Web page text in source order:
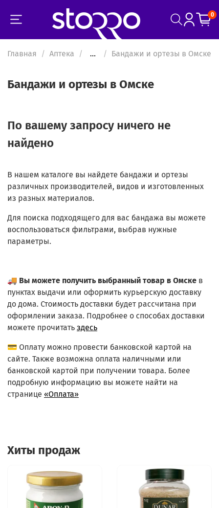
0
Главная Аптека ... Бандажи и ортезы в Омске
Бандажи и ортезы в Омске
По вашему запросу ничего не
найдено
В нашем каталоге вы найдете бандажи и ортезы
различных производителей, видов и изготовленных
из разных материалов.
Для поиска подходящего для вас бандажа вы можете
воспользоваться фильтрами, выбрав нужные
параметры.
🚚 Вы можете получить выбранный товар в Омске в
пунктах выдачи или оформить курьерскую доставку
до дома. Стоимость доставки будет рассчитана при
оформлении заказа. Подробнее о способах доставки
можете прочитать здесь
💳 Оплату можно провести банковской картой на
сайте. Также возможна оплата наличными или
банковской картой при получении товара. Более
подробную информацию вы можете найти на
странице «Оплата»
Хиты продаж